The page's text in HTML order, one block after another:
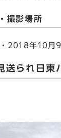
撮影場所
2018年10月9
送られ日東